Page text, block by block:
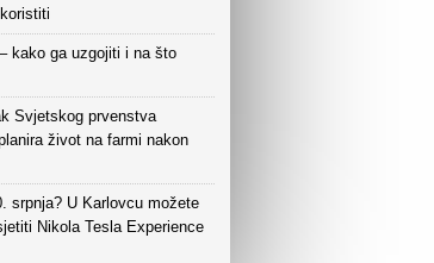
kako ga uzgojiti i na što
Svjetskog prvenstva
život na farmi nakon
srpnja? U Karlovcu možete
Nikola Tesla Experience